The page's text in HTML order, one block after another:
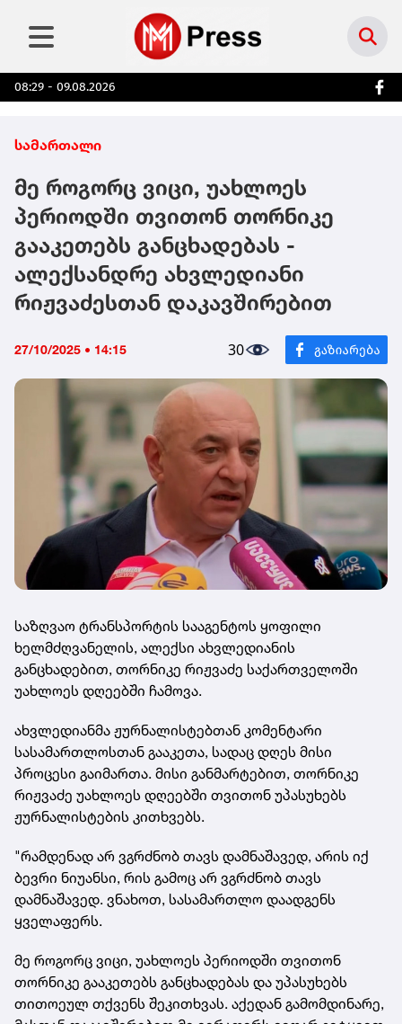
08:29 - 09.08.2026
სამართალი
მე როგორც ვიცი, უახლოეს
პერიოდში თვითონ თორნიკე
გააკეთებს განცხადებას -
ალექსანდრე ახვლედიანი
რიჟვაძესთან დაკავშირებით
27/10/2025 • 14:15 30
საზღვაო ტრანსპორტის სააგენტოს ყოფილი
ხელმძღვანელის, ალექსი ახვლედიანის
განცხადებით, თორნიკე რიჟვაძე საქართველოში
უახლოეს დღეებში ჩამოვა.
ახვლედიანმა ჟურნალისტებთან კომენტარი
სასამართლოსთან გააკეთა, სადაც დღეს მისი
პროცესი გაიმართა. მისი განმარტებით, თორნიკე
რიჟვაძე უახლოეს დღეებში თვითონ უპასუხებს
ჟურნალისტების კითხვებს.
"რამდენად არ ვგრძნობ თავს დამნაშავედ, არის იქ
ბევრი ნიუანსი, რის გამოც არ ვგრძნობ თავს
დამნაშავედ. ვნახოთ, სასამართლო დაადგენს
ყველაფერს.
მე როგორც ვიცი, უახლოეს პერიოდში თვითონ
თორნიკე გააკეთებს განცხადებას და უპასუხებს
თითოეულ თქვენს შეკითხვას. აქედან გამომდინარე,